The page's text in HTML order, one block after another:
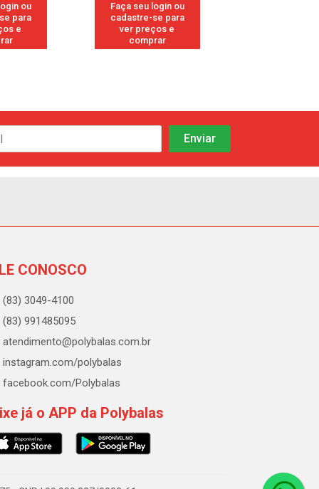
ou
para
e
Faça seu login ou
cadastre-se para
ver preços e
comprar
CONOSCO
(83) 3049-4100
(83) 991485095
atendimento@polybalas.com.br
instagram.com/polybalas
facebook.com/Polybalas
já o APP da Polybalas